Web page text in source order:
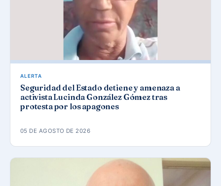
ALERTA
Seguridad del Estado detiene y amenaza a
activista Lucinda González Gómez tras
protesta por los apagones
05 DE AGOSTO DE 2026